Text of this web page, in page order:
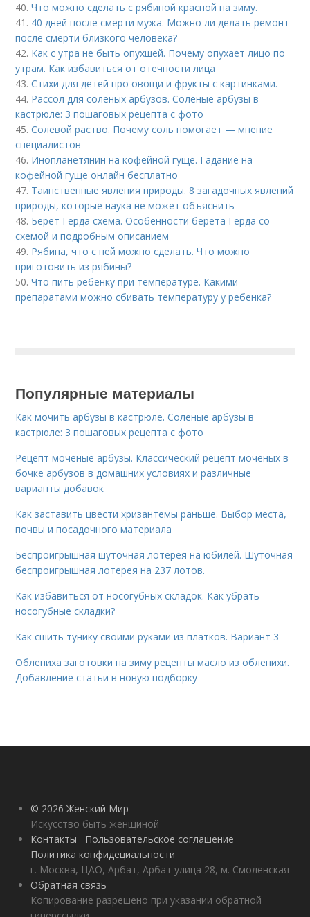
40.Что можно сделать с рябиной красной на зиму.
41. 40 дней после смерти мужа. Можно ли делать ремонт
после смерти близкого человека?
42. Как с утра не быть опухшей. Почему опухает лицо по
утрам. Как избавиться от отечности лица
43.Стихи для детей про овощи и фрукты с картинками.
44. Рассол для соленых арбузов. Соленые арбузы в
кастрюле: 3 пошаговых рецепта с фото
45.Солевой раство. Почему соль помогает — мнение
специалистов
46. Инопланетянин на кофейной гуще. Гадание на
кофейной гуще онлайн бесплатно
47. Таинственные явления природы. 8 загадочных явлений
природы, которые наука не может объяснить
48. Берет Герда схема. Особенности берета Герда со
схемой и подробным описанием
49. Рябина, что с ней можно сделать. Что можно
приготовить из рябины?
50.Что пить ребенку при температуре. Какими
препаратами можно сбивать температуру у ребенка?
Популярные материалы
Как мочить арбузы в кастрюле. Соленые арбузы в
кастрюле: 3 пошаговых рецепта с фото
Рецепт моченые арбузы. Классический рецепт моченых в
бочке арбузов в домашних условиях и различные
варианты добавок
Как заставить цвести хризантемы раньше. Выбор места,
почвы и посадочного материала
Беспроигрышная шуточная лотерея на юбилей. Шуточная
беспроигрышная лотерея на 237 лотов.
Как избавиться от носогубных складок. Как убрать
носогубные складки?
Как сшить тунику своими руками из платков. Вариант 3
Облепиха заготовки на зиму рецепты масло из облепихи.
Добавление статьи в новую подборку
© 2026 Женский Мир
Искусство быть женщиной
Контакты
Пользовательское соглашение
Политика конфидециальности
г. Москва, ЦАО, Арбат, Арбат улица 28, м. Смоленская
Обратная связь
Копирование разрешено при указании обратной